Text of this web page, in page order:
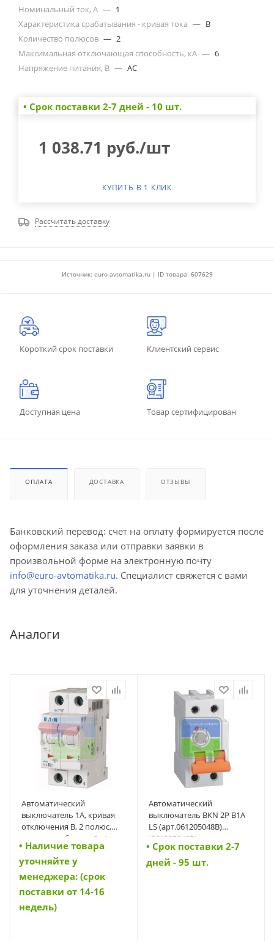
Номинальный ток, А — 1
Характеристика срабатывания - кривая тока — B
Количество полюсов — 2
Максимальная отключающая способность, кА — 6
Напряжение питания, В — AC
• Cрок поставки 2-7 дней - 10 шт.
1 038.71 руб./шт
КУПИТЬ В 1 КЛИК
Рассчитать доставку
Источник: euro-avtomatika.ru | ID товара: 607629
Короткий срок поставки Клиентский сервис
Доступная цена Товар сертифицирован
ОПЛАТА ДОСТАВКА ОТЗЫВЫ
Банковский перевод: счет на оплату формируется после
оформления заказа или отправки заявки в
произвольной форме на электронную почту
info@euro-avtomatika.ru. Специалист свяжется с вами
для уточнения деталей.
Аналоги
Автоматический
выключатель 1А, кривая
отключения B, 2 полюс,
откл. способность 6 кА
(PL6-B1/2) (164803)
• Наличие товара
уточняйте у
менеджера: (срок
поставки от 14-16
недель)
Автоматический
выключатель BKN 2P B1A
LS (арт.061205048B)
(061205048B)
• Cрок поставки 2-7
дней - 95 шт.